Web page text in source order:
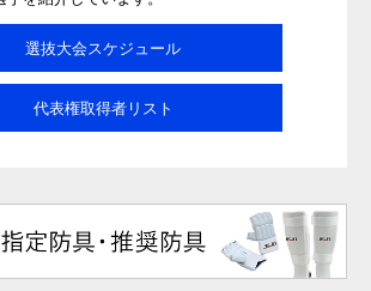
選抜大会スケジュール
代表権取得者リスト